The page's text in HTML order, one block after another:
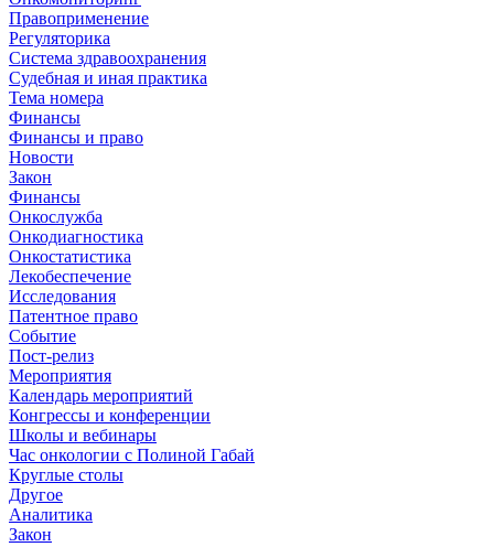
Правоприменение
Регуляторика
Система здравоохранения
Судебная и иная практика
Тема номера
Финансы
Финансы и право
Новости
Закон
Финансы
Онкослужба
Онкодиагностика
Онкостатистика
Лекобеспечение
Исследования
Патентное право
Событие
Пост-релиз
Мероприятия
Календарь мероприятий
Конгрессы и конференции
Школы и вебинары
Час онкологии с Полиной Габай
Круглые столы
Другое
Аналитика
Закон